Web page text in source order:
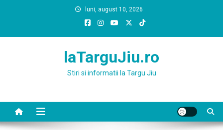
luni, august 10, 2026
laTarguJiu.ro
Stiri si informatii la Targu Jiu